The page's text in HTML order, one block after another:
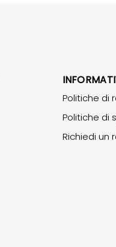
Politiche di
Politiche di
Richiedi un